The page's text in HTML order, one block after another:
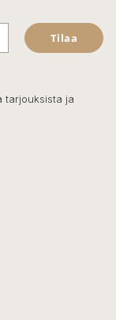
Tilaa
tarjouksista ja